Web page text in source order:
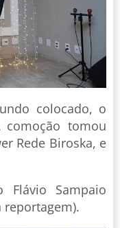
colocado, o
tomou
Rede Biroska, e
Sampaio